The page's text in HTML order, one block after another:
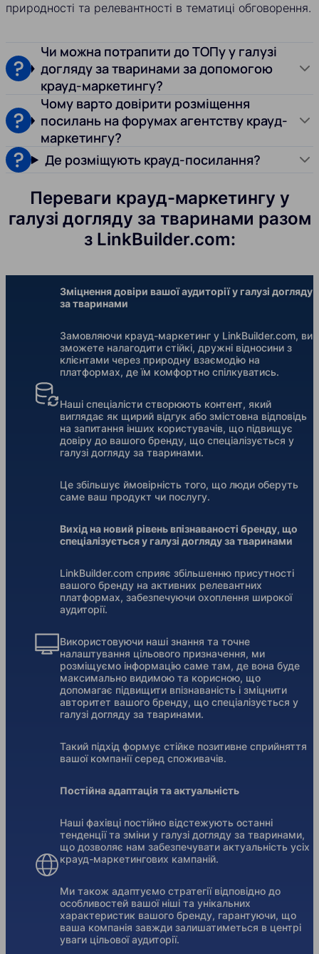
природності та релевантності в тематиці обговорення.
Чи можна потрапити до ТОПу у галузі
догляду за тваринами за допомогою
крауд-маркетингу?
Чому варто довірити розміщення
посилань на форумах агентству крауд-
маркетингу?
Де розміщують крауд-посилання?
Переваги крауд-маркетингу у
галузі догляду за тваринами разом
з LinkBuilder.com:
Зміцнення довіри вашої аудиторії у галузі догляду
за тваринами
Замовляючи крауд-маркетинг у LinkBuilder.com, ви
зможете налагодити стійкі, дружні відносини з
клієнтами через природну взаємодію на
платформах, де їм комфортно спілкуватись.
Наші спеціалісти створюють контент, який
виглядає як щирий відгук або змістовна відповідь
на запитання інших користувачів, що підвищує
довіру до вашого бренду, що спеціалізується у
галузі догляду за тваринами.
Це збільшує ймовірність того, що люди оберуть
саме ваш продукт чи послугу.
Вихід на новий рівень впізнаваності бренду, що
спеціалізується у галузі догляду за тваринами
LinkBuilder.com сприяє збільшенню присутності
вашого бренду на активних релевантних
платформах, забезпечуючи охоплення широкої
аудиторії.
Використовуючи наші знання та точне
налаштування цільового призначення, ми
розміщуємо інформацію саме там, де вона буде
максимально видимою та корисною, що
допомагає підвищити впізнаваність і зміцнити
авторитет вашого бренду, що спеціалізується у
галузі догляду за тваринами.
Такий підхід формує стійке позитивне сприйняття
вашої компанії серед споживачів.
Постійна адаптація та актуальність
Наші фахівці постійно відстежують останні
тенденції та зміни у галузі догляду за тваринами,
що дозволяє нам забезпечувати актуальність усіх
крауд-маркетингових кампаній.
Ми також адаптуємо стратегії відповідно до
особливостей вашої ніші та унікальних
характеристик вашого бренду, гарантуючи, що
ваша компанія завжди залишатиметься в центрі
уваги цільової аудиторії.